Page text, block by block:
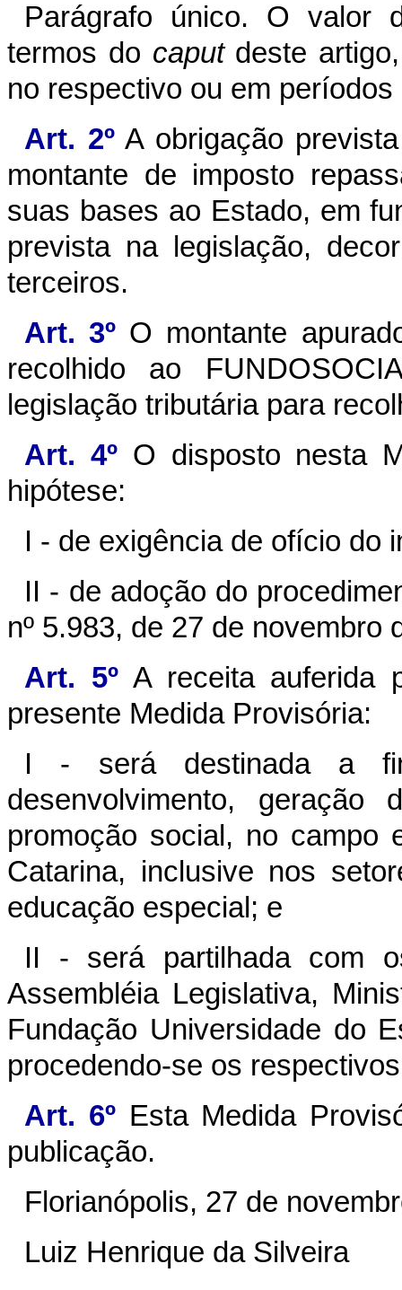
Parágrafo único. O valor
termos do caputdeste
no respectivo ou em
Art. 2ºA obrigação
montante de imposto
suas bases ao Estado, em
prevista na legislação,
terceiros.
Art. 3º O montante
recolhido ao
legislação tributária para
Art. 4º O disposto nesta
hipótese:
I - de exigência de ofício do
II - de adoção do
nº 5.983, de 27 de novembro
Art. 5º A receita auferida
presente Medida Provisória:
I - será destinada a
desenvolvimento,
promoção social, no campo
Catarina, inclusive nos
educação especial; e
II - será partilhada com
Assembléia Legislativa,
Fundação Universidade do
procedendo-se os
Art. 6ºEsta Medida
publicação.
Florianópolis, 27 de
Luiz Henrique da Silveira